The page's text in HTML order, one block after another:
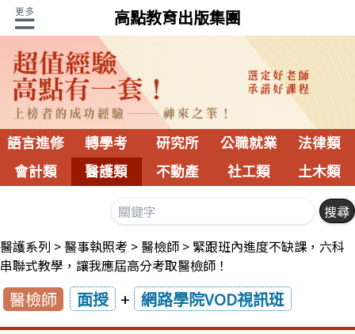
高點教育出版集團
語言進修 轉學考 研究所 公職就業
法律類
會計類
醫護類 不動產 社工類 土木類
醫護系列 醫事執照考 醫檢師
緊跟班內進度不缺課，六科
串聯式教學，讓我應屆高分考取醫檢師！
醫檢師 面授 + 網路學院VOD視訊班